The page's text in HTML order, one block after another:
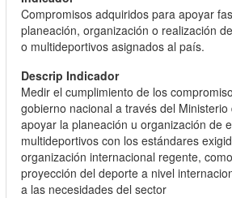
Compromisos adquiridos para apoyar
planeación, organización o realización
o multideportivos asignados al país.
Medir el cumplimiento de los
gobierno nacional a través del
apoyar la planeación u organización de
multideportivos con los estándares
organización internacional regente,
proyección del deporte a nivel
a las necesidades del sector